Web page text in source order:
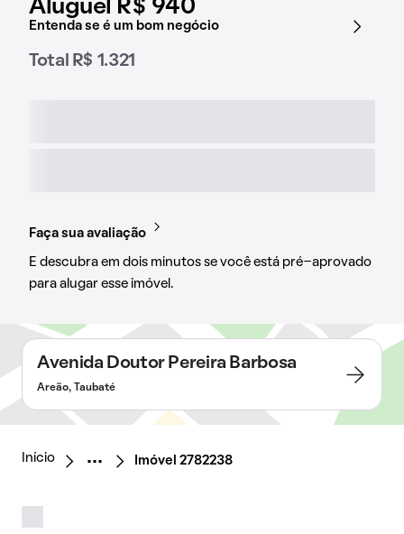
Aluguel R$ 940
Entenda se é um bom negócio
Total R$ 1.321
Faça sua avaliação
E descubra em dois minutos se você está pré-aprovado
para alugar esse imóvel.
Avenida Doutor Pereira Barbosa
Areão, Taubaté
Início Imóvel 2782238